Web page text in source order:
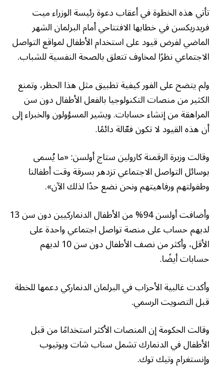
تأتي هذه الخطوة في أعقاب دعوة رئيسة الوزراء ميت
فريدريكسن في خطابها الافتتاحي أمام البرلمان الشهر
الماضي لفرض قيود على استخدام الأطفال لمواقع التواصل
الاجتماعي نظرًا لمخاوف تتعلق بالصحة النفسية للشباب.
ولم يتضح على الفور كيفية تطبيق مثل هذا الحظر، وتمنع
الكثير من منصات التكنولوجيا بالفعل الأطفال دون سن
المراهقة من إنشاء حسابات. ويشير المسؤولون والخبراء إلى
أن هذه القيود لا تكون فعّالة دائمًا.
وقالت وزيرة الرقمنة كارولين ستاج أولسن: «ما يُسمى
بوسائل التواصل الاجتماعي تزدهر بسرقة وقت أطفالنا
وطفولتهم ورفاهيتهم ونحن نضع حدًا لذلك الآن».
وأضافت أولسن 94% من الأطفال الدنماركيين دون سن 13
لديهم حساب على منصة تواصل اجتماعي واحدة على
الأقل، وأكثر من نصف الأطفال دون سن 10 لديهم
حسابات أيضًا.
وأكدت غالبية الأحزاب في البرلمان الدنماركي دعمها للخطة
قبل التصويت الرسمي.
وقالت الحكومة إن المنصات الأكثر استخدامًا من قبل
الأطفال في الدنمارك تشمل سناب شات ويوتيوب
وإنستغرام وتيك توك.